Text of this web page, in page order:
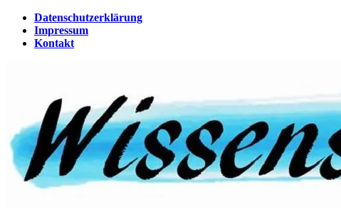
Zum
Inhalt
springen
Datenschutzerklärung
Impressum
Kontakt